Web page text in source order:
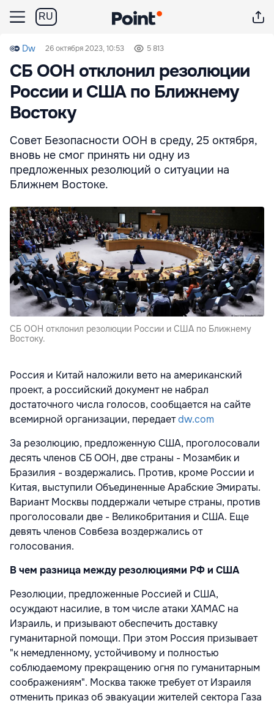
RU
Dw 26 октября 2023, 10:53 5 813
СБ ООН отклонил резолюции
России и США по Ближнему
Востоку
Совет Безопасности ООН в среду, 25 октября,
вновь не смог принять ни одну из
предложенных резолюций о ситуации на
Ближнем Востоке.
СБ ООН отклонил резолюции России и США по Ближнему
Востоку.
Россия и Китай наложили вето на американский
проект, а российский документ не набрал
достаточного числа голосов, сообщается на сайте
всемирной организации, передаетdw.com
За резолюцию, предложенную США, проголосовали
десять членов СБ ООН, две страны - Мозамбик и
Бразилия - воздержались. Против, кроме России и
Китая, выступили Объединенные Арабские Эмираты.
Вариант Москвы поддержали четыре страны, против
проголосовали две - Великобритания и США. Еще
девять членов Совбеза воздержались от
голосования.
В чем разница между резолюциями РФ и США
Резолюции, предложенные Россией и США,
осуждают насилие, в том числе атаки ХАМАС на
Израиль, и призывают обеспечить доставку
гуманитарной помощи. При этом Россия призывает
"к немедленному, устойчивому и полностью
соблюдаемому прекращению огня по гуманитарным
соображениям". Москва также требует от Израиля
отменить приказ об эвакуации жителей сектора Газа